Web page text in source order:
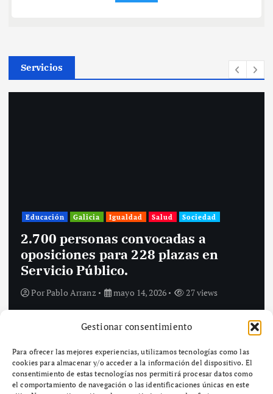
Gestionar consentimiento
Para ofrecer las mejores experiencias, utilizamos tecnologías como las
cookies para almacenar y/o acceder a la información del dispositivo. El
consentimiento de estas tecnologías nos permitirá procesar datos como
el comportamiento de navegación o las identificaciones únicas en este
Servicios
ciudades para impulsar políticas
culturales con perspectiva
feminista y visibilizar a las mujeres
creadoras.
PorPablo Arranz mayo 14, 2026 28 views